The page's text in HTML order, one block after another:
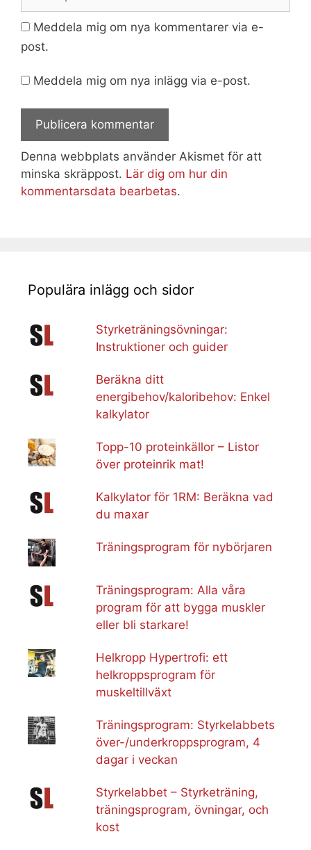
Meddela mig om nya kommentarer via e-
post.
Meddela mig om nya inlägg via e-post.
Denna webbplats använder Akismet för att
minska skräppost. Lär dig om hur din
kommentarsdata bearbetas.
Populära inlägg och sidor
Styrketräningsövningar:
Instruktioner och guider
Beräkna ditt
energibehov/kaloribehov: Enkel
kalkylator
Topp-10 proteinkällor – Listor
över proteinrik mat!
Kalkylator för 1RM: Beräkna vad
du maxar
Träningsprogram för nybörjaren
Träningsprogram: Alla våra
program för att bygga muskler
eller bli starkare!
Helkropp Hypertrofi: ett
helkroppsprogram för
muskeltillväxt
Träningsprogram: Styrkelabbets
över-/underkroppsprogram, 4
dagar i veckan
Styrkelabbet – Styrketräning,
träningsprogram, övningar, och
kost